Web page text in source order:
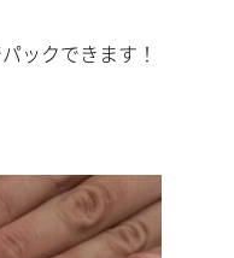
ックできます！